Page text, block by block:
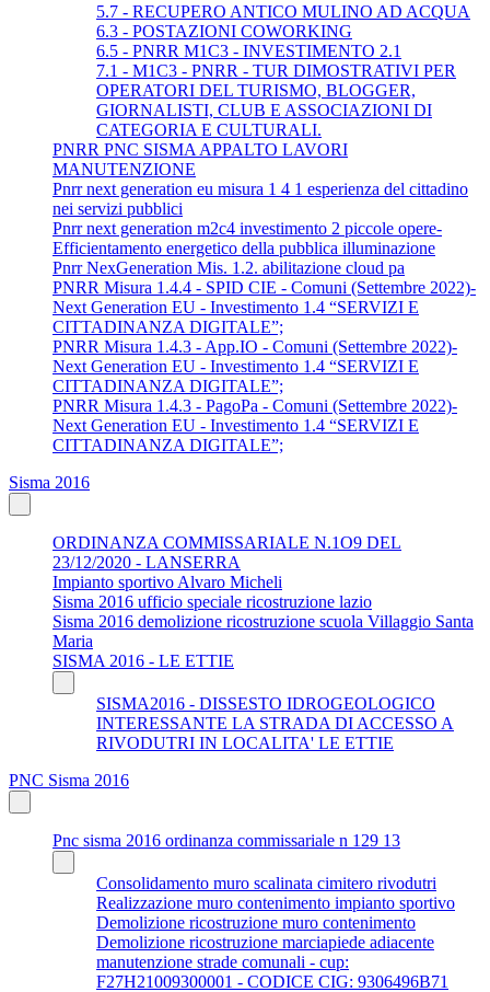
5.7 - RECUPERO ANTICO MULINO AD ACQUA
6.3 - POSTAZIONI COWORKING
6.5 - PNRR M1C3 - INVESTIMENTO 2.1
7.1 - M1C3 - PNRR - TUR DIMOSTRATIVI PER
OPERATORI DEL TURISMO, BLOGGER,
GIORNALISTI, CLUB E ASSOCIAZIONI DI
CATEGORIA E CULTURALI.
PNRR PNC SISMA APPALTO LAVORI
MANUTENZIONE
Pnrr next generation eu misura 1 4 1 esperienza del cittadino
nei servizi pubblici
Pnrr next generation m2c4 investimento 2 piccole opere-
Efficientamento energetico della pubblica illuminazione
Pnrr NexGeneration Mis. 1.2. abilitazione cloud pa
PNRR Misura 1.4.4 - SPID CIE - Comuni (Settembre 2022)-
Next Generation EU - Investimento 1.4 “SERVIZI E
CITTADINANZA DIGITALE”;
PNRR Misura 1.4.3 - App.IO - Comuni (Settembre 2022)-
Next Generation EU - Investimento 1.4 “SERVIZI E
CITTADINANZA DIGITALE”;
PNRR Misura 1.4.3 - PagoPa - Comuni (Settembre 2022)-
Next Generation EU - Investimento 1.4 “SERVIZI E
CITTADINANZA DIGITALE”;
Sisma 2016
ORDINANZA COMMISSARIALE N.1O9 DEL
23/12/2020 - LANSERRA
Impianto sportivo Alvaro Micheli
Sisma 2016 ufficio speciale ricostruzione lazio
Sisma 2016 demolizione ricostruzione scuola Villaggio Santa
Maria
SISMA 2016 - LE ETTIE
SISMA2016 - DISSESTO IDROGEOLOGICO
INTERESSANTE LA STRADA DI ACCESSO A
RIVODUTRI IN LOCALITA' LE ETTIE
PNC Sisma 2016
Pnc sisma 2016 ordinanza commissariale n 129 13
Consolidamento muro scalinata cimitero rivodutri
Realizzazione muro contenimento impianto sportivo
Demolizione ricostruzione muro contenimento
Demolizione ricostruzione marciapiede adiacente
manutenzione strade comunali - cup:
F27H21009300001 - CODICE CIG: 9306496B71